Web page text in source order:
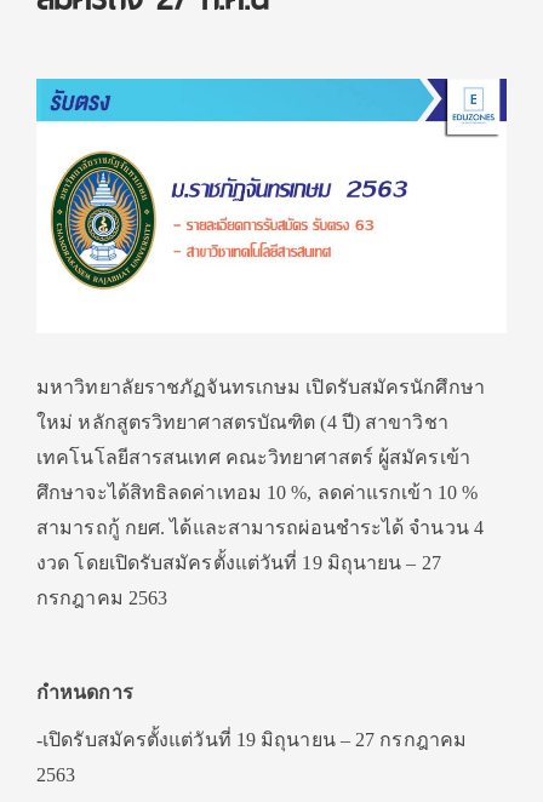
มหาวิทยาลัยราชภัฏจันทรเกษม เปิดรับสมัครนักศึกษา
ใหม่ หลักสูตรวิทยาศาสตรบัณฑิต (4 ปี) สาขาวิชา
เทคโนโลยีสารสนเทศ คณะวิทยาศาสตร์ ผู้สมัครเข้า
ศึกษาจะได้สิทธิลดค่าเทอม 10 %, ลดค่าแรกเข้า 10 %
สามารถกู้ กยศ. ได้และสามารถผ่อนชำระได้ จำนวน 4
งวด โดยเปิดรับสมัครตั้งแต่วันที่ 19 มิถุนายน – 27
กรกฎาคม 2563
กำหนดการ
-เปิดรับสมัครตั้งแต่วันที่ 19 มิถุนายน – 27 กรกฎาคม
2563